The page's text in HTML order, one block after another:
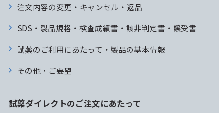
注文内容の変更・キャンセル・返品
SDS・製品規格・検査成績書・該非判定書・譲受書
試薬のご利用にあたって・製品の基本情報
その他・ご要望
試薬ダイレクトのご注文にあたって